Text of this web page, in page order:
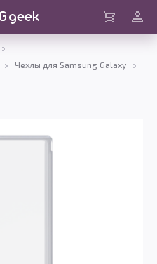
Войти
Чехлы для Samsung Galaxy